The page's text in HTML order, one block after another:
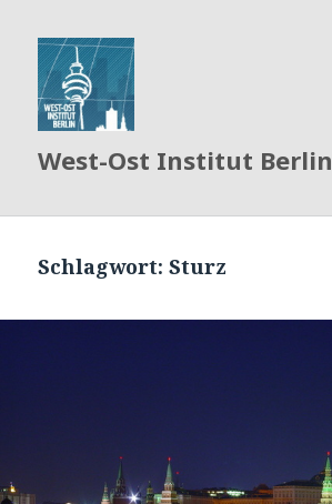
West-Ost Institut Berlin
Schlagwort:Sturz